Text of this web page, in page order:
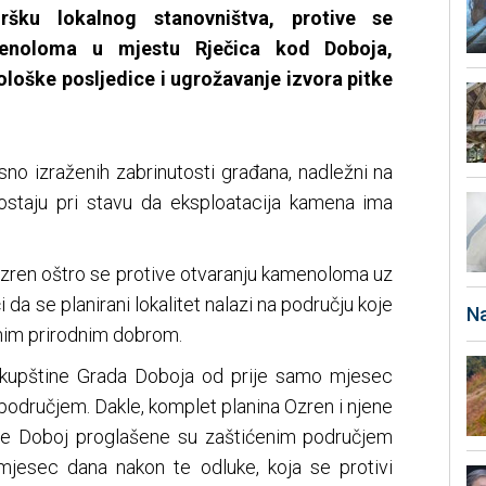
lokalnog stanovništva, protive se
u mjestu Rječica kod Doboja,
posljedice i ugrožavanje izvora pitke
izraženih zabrinutosti građana, nadležni na
pri stavu da eksploatacija kamena ima
oštro se protive otvaranju kamenoloma uz
se planirani lokalitet nalazi na području koje
prirodnim dobrom.
Grada Doboja od prije samo mjesec
Dakle, komplet planina Ozren i njene
Doboj proglašene su zaštićenim područjem
dana nakon te odluke, koja se protivi